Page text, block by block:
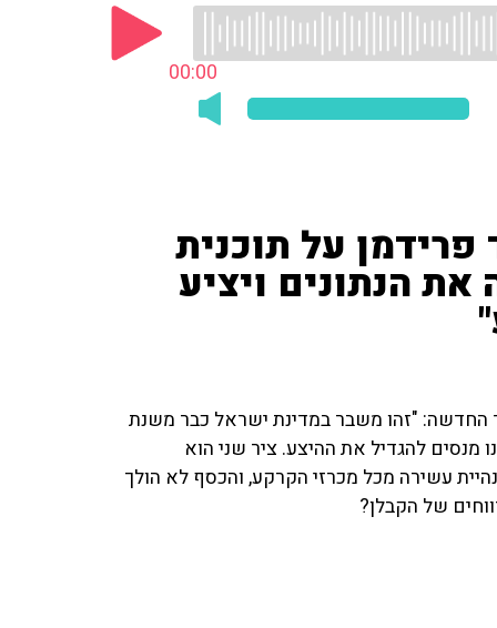
00:00
על תוכנית
הנתונים ויציע
החדשה: "זהו משבר במדינת ישראל כבר משנת
מנסים להגדיל את ההיצע. ציר שני הוא
עשירה מכל מכרזי הקרקע, והכסף לא הולך
של הקבלן?